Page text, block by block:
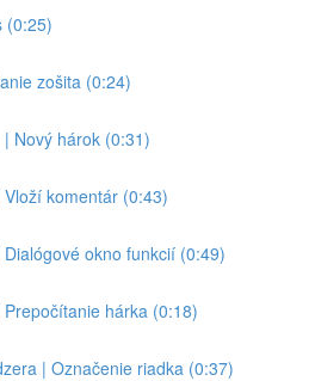
(0:25)
zošita (0:24)
Nový hárok (0:31)
komentár (0:43)
okno funkcií (0:49)
hárka (0:18)
| Označenie riadka (0:37)